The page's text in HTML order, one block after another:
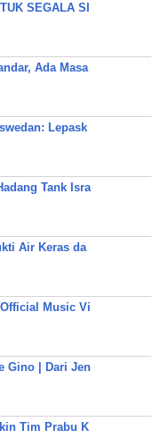
SEGALA SI
Ada Masa
Lepask
Tank Isra
Air Keras da
Music Vi
Gino | Dari Jen
Tim Prabu K